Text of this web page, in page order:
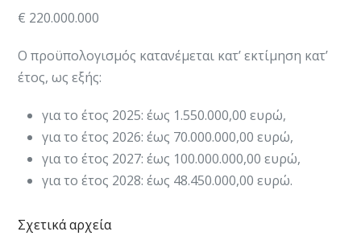
€ 220.000.000
Ο προϋπολογισμός κατανέμεται κατ’ εκτίμηση κατ’
έτος, ως εξής:
για το έτος 2025: έως 1.550.000,00 ευρώ,
για το έτος 2026: έως 70.000.000,00 ευρώ,
για το έτος 2027: έως 100.000.000,00 ευρώ,
για το έτος 2028: έως 48.450.000,00 ευρώ.
Σχετικά αρχεία